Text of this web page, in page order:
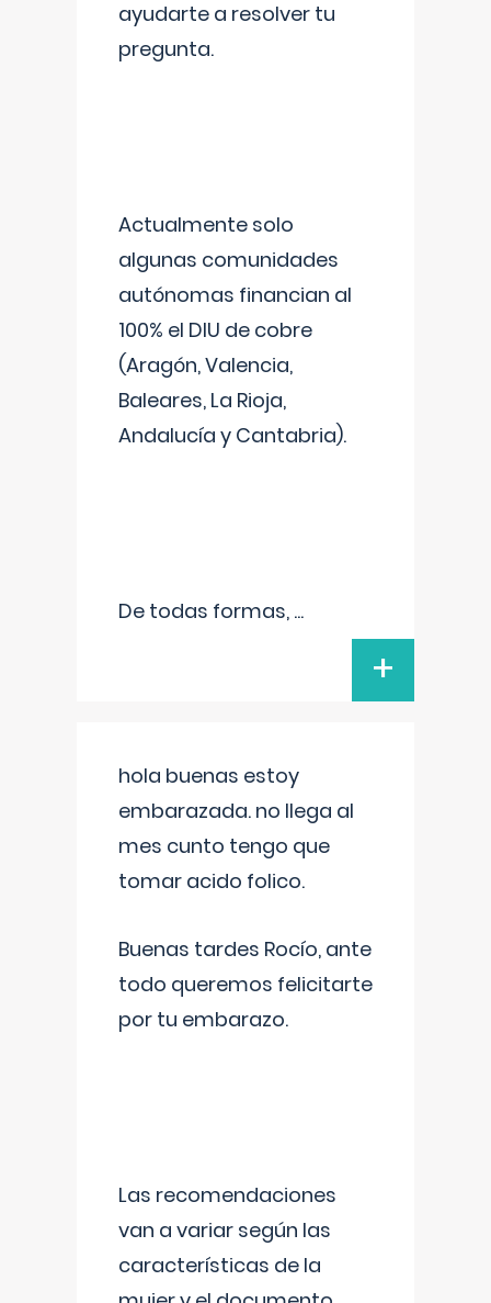
ayudarte a resolver tu
pregunta.
Actualmente solo
algunas comunidades
autónomas financian al
100% el DIU de cobre
(Aragón, Valencia,
Baleares, La Rioja,
Andalucía y Cantabria).
De todas formas, ...
+
hola buenas estoy
embarazada. no llega al
mes cunto tengo que
tomar acido folico.
Buenas tardes Rocío, ante
todo queremos felicitarte
por tu embarazo.
Las recomendaciones
van a variar según las
características de la